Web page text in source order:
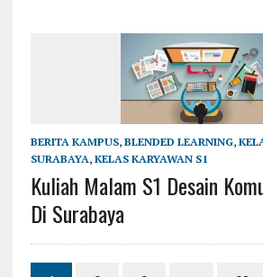
BERITA KAMPUS, BLENDED LEARNING,
SURABAYA, KELAS KARYAWAN S1
Kuliah Malam S1 Desain
Di Surabaya